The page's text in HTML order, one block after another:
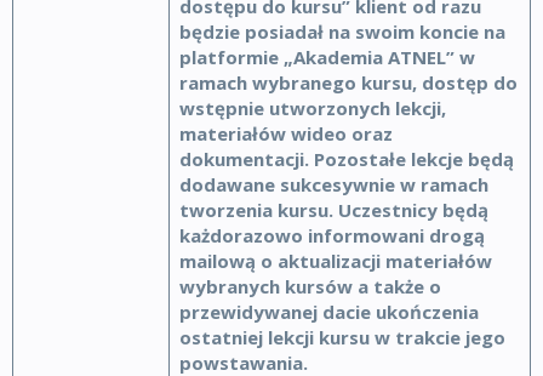
dostępu do kursu” klient od razu
będzie posiadał na swoim koncie na
platformie „Akademia ATNEL” w
ramach wybranego kursu, dostęp do
wstępnie utworzonych lekcji,
materiałów wideo oraz
dokumentacji. Pozostałe lekcje będą
dodawane sukcesywnie w ramach
tworzenia kursu. Uczestnicy będą
każdorazowo informowani drogą
mailową o aktualizacji materiałów
wybranych kursów a także o
przewidywanej dacie ukończenia
ostatniej lekcji kursu w trakcie jego
powstawania.